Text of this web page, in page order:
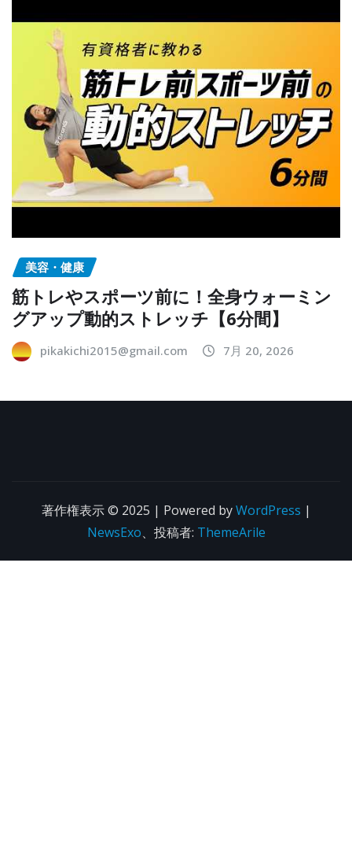
美容・健康
筋トレやスポーツ前に！全身ウォーミン
グアップ動的ストレッチ【6分間】
pikakichi2015@gmail.com 7月 20, 2026
著作権表示 © 2025 | Powered byWordPress |
NewsExo、投稿者: ThemeArile